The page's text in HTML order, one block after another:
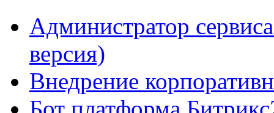
Администратор
версия)
Внедрение